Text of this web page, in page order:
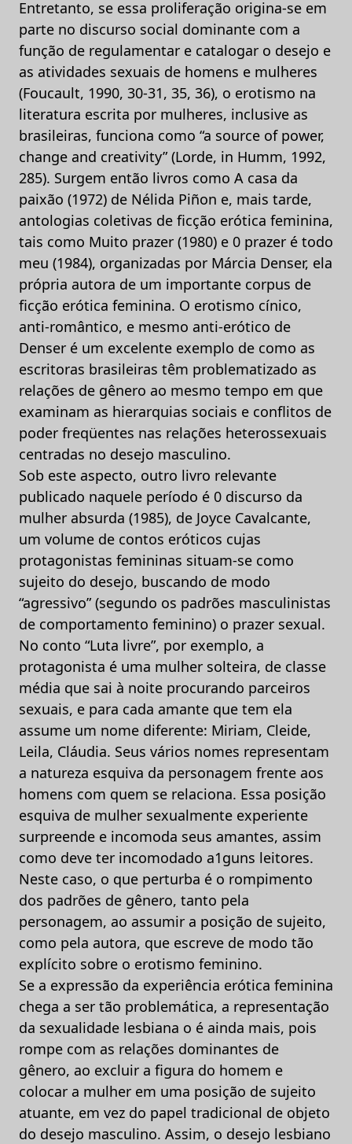
Entretanto, se essa proliferação origina-se em
parte no discurso social dominante com a
função de regulamentar e catalogar o desejo e
as atividades sexuais de homens e mulheres
(Foucault, 1990, 30-31, 35, 36), o erotismo na
literatura escrita por mulheres, inclusive as
brasileiras, funciona como “a source of power,
change and creativity” (Lorde, in Humm, 1992,
285). Surgem então livros como A casa da
paixão (1972) de Nélida Piñon e, mais tarde,
antologias coletivas de ficção erótica feminina,
tais como Muito prazer (1980) e 0 prazer é todo
meu (1984), organizadas por Márcia Denser, ela
própria autora de um importante corpus de
ficção erótica feminina. O erotismo cínico,
anti-romântico, e mesmo anti-erótico de
Denser é um excelente exemplo de como as
escritoras brasileiras têm problematizado as
relações de gênero ao mesmo tempo em que
examinam as hierarquias sociais e conflitos de
poder freqüentes nas relações heterossexuais
centradas no desejo masculino.
Sob este aspecto, outro livro relevante
publicado naquele período é 0 discurso da
mulher absurda (1985), de Joyce Cavalcante,
um volume de contos eróticos cujas
protagonistas femininas situam-se como
sujeito do desejo, buscando de modo
“agressivo” (segundo os padrões masculinistas
de comportamento feminino) o prazer sexual.
No conto “Luta livre”, por exemplo, a
protagonista é uma mulher solteira, de classe
média que sai à noite procurando parceiros
sexuais, e para cada amante que tem ela
assume um nome diferente: Miriam, Cleide,
Leila, Cláudia. Seus vários nomes representam
a natureza esquiva da personagem frente aos
homens com quem se relaciona. Essa posição
esquiva de mulher sexualmente experiente
surpreende e incomoda seus amantes, assim
como deve ter incomodado a1guns leitores.
Neste caso, o que perturba é o rompimento
dos padrões de gênero, tanto pela
personagem, ao assumir a posição de sujeito,
como pela autora, que escreve de modo tão
explícito sobre o erotismo feminino.
Se a expressão da experiência erótica feminina
chega a ser tão problemática, a representação
da sexualidade lesbiana o é ainda mais, pois
rompe com as relações dominantes de
gênero, ao excluir a figura do homem e
colocar a mulher em uma posição de sujeito
atuante, em vez do papel tradicional de objeto
do desejo masculino. Assim, o desejo lesbiano